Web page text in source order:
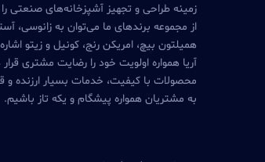
زمینه طراحی و تجهیز آشپزخانه‌های صنعتی را
از مجموعه برندهای ما می‌توان به زانوسی،
همیلتون بیچ، امریکن رنج، کونیل و زیتو
آریا همواره اولویت خود را رضایت مشتری
محصولات با کیفیت، خدمات بسیار
به مشتریان همواره پیشگام و یکه تاز باشیم.